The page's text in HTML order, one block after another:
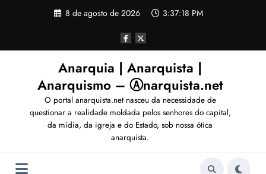
8 de agosto de 2026 3:37:21 PM
Anarquia | Anarquista |
Anarquismo – Ⓐnarquista.net
O portal anarquista.net nasceu da necessidade de
questionar a realidade moldada pelos senhores do capital,
da mídia, da igreja e do Estado, sob nossa ótica
anarquista.